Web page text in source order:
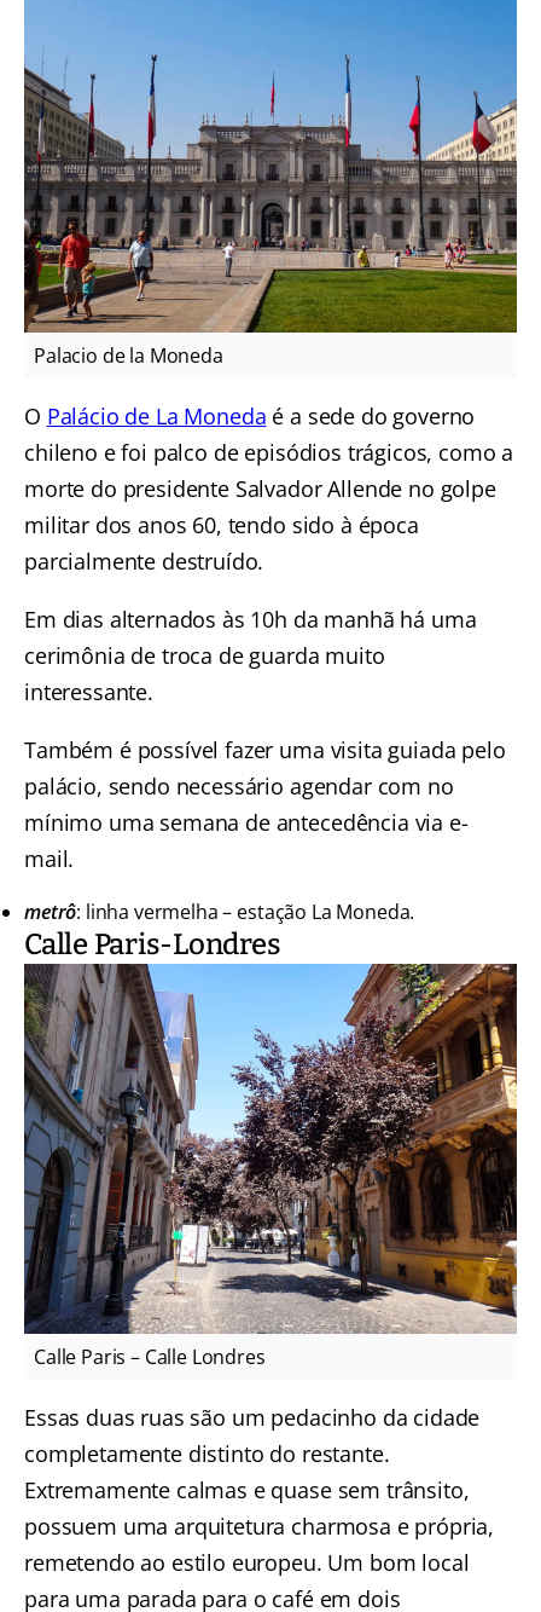
Palacio de la Moneda
O Palácio de La Moneda é a sede do governo
chileno e foi palco de episódios trágicos, como a
morte do presidente Salvador Allende no golpe
militar dos anos 60, tendo sido à época
parcialmente destruído.
Em dias alternados às 10h da manhã há uma
cerimônia de troca de guarda muito
interessante.
Também é possível fazer uma visita guiada pelo
palácio, sendo necessário agendar com no
mínimo uma semana de antecedência via e-
mail.
metrô: linha vermelha – estação La Moneda.
Calle Paris-Londres
Calle Paris – Calle Londres
Essas duas ruas são um pedacinho da cidade
completamente distinto do restante.
Extremamente calmas e quase sem trânsito,
possuem uma arquitetura charmosa e própria,
remetendo ao estilo europeu. Um bom local
para uma parada para o café em dois